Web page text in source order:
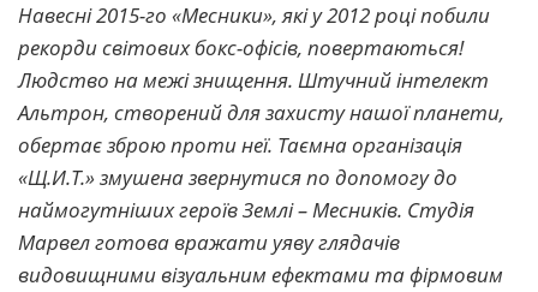
Навесні 2015-го «Месники», які у 2012 році побили
рекорди світових бокс-офісів, повертаються!
Людство на межі знищення. Штучний інтелект
Альтрон, створений для захисту нашої планети,
обертає зброю проти неї. Таємна організація
«Щ.И.Т.» змушена звернутися по допомогу до
наймогутніших героїв Землі – Месників. Студія
Марвел готова вражати уяву глядачів
видовищними візуальним ефектами та фірмовим